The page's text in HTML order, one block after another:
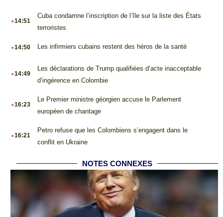
.14:51
Cuba condamne l’inscription de l’île sur la liste des États
terroristes
.14:50 Les infirmiers cubains restent des héros de la santé
.14:49
Les déclarations de Trump qualifiées d’acte inacceptable
d’ingérence en Colombie
.16:23
Le Premier ministre géorgien accuse le Parlement
européen de chantage
.16:21
Petro refuse que les Colombiens s’engagent dans le
conflit en Ukraine
NOTES CONNEXES